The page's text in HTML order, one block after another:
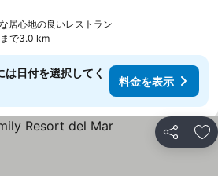
居心地の良いレストラン
で3.0 km
日付を選択してく
料金を表示
シェア お